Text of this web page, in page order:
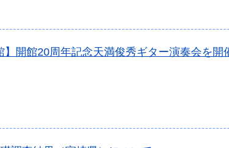
】開館20周年記念天満俊秀ギター演奏会を開